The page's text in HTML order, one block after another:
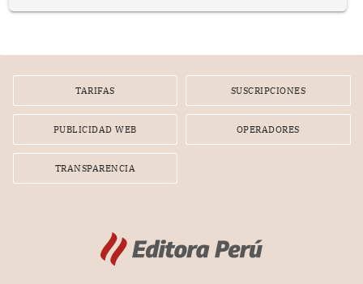
por la frustrada realización de un meet and greet con
TARIFAS SUSCRIPCIONES
PUBLICIDAD WEB OPERADORES
TRANSPARENCIA